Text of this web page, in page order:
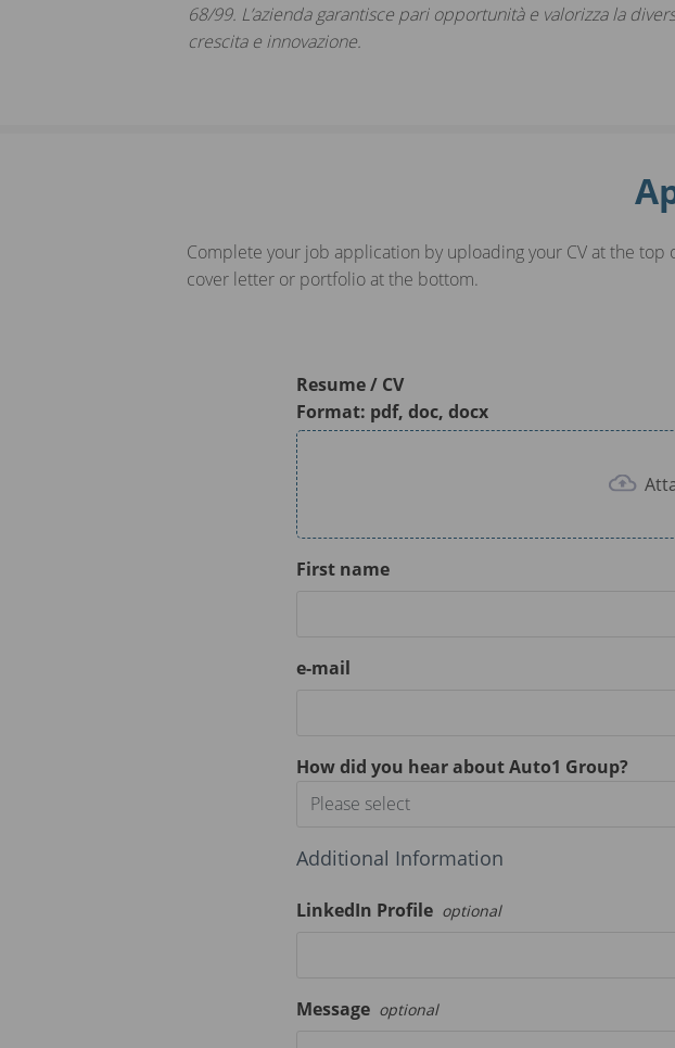
68/99. L’azienda garantisce pari opportunità e valorizza la
crescita e innovazione.
Complete your job application by uploading your CV at the
cover letter or portfolio at the bottom.
Resume / CV
Format: pdf, doc, docx
First name
e-mail
How did you hear about Auto1 Group?
Please select
Additional Information
LinkedIn Profile optional
Message optional